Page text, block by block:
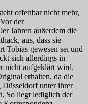
offenbar nicht mehr,
der
Jahren außerdem die
aus, dass sie
Tobias gewesen sei und
sich allerdings in
nicht aufgeklärt wird.
erhalten, da die
unter ihrer
So liegt lediglich der